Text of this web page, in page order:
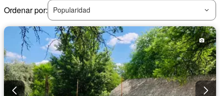
Ordenar por:
Popularidad